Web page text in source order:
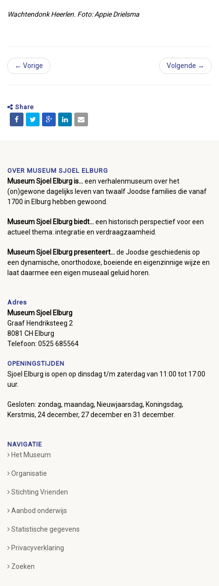
Wachtendonk Heerlen. Foto: Appie Drielsma
← Vorige Volgende →
Share
OVER MUSEUM SJOEL ELBURG
Museum Sjoel Elburg is...een verhalenmuseum over het
(on)gewone dagelijks leven van twaalf Joodse families die vanaf
1700 in Elburg hebben gewoond.
Museum Sjoel Elburg biedt...een historisch perspectief voor een
actueel thema: integratie en verdraagzaamheid.
Museum Sjoel Elburg presenteert...de Joodse geschiedenis op
een dynamische, onorthodoxe, boeiende en eigenzinnige wijze en
laat daarmee een eigen museaal geluid horen.
Adres
Museum Sjoel Elburg
Graaf Hendriksteeg 2
8081 CH Elburg
Telefoon: 0525 685564
OPENINGSTIJDEN
Sjoel Elburg is open op dinsdag t/m zaterdag van 11:00 tot 17:00
uur.
Gesloten: zondag, maandag, Nieuwjaarsdag, Koningsdag,
Kerstmis, 24 december, 27 december en 31 december.
NAVIGATIE
Het Museum
Organisatie
Stichting Vrienden
Aanbod onderwijs
Statistische gegevens
Privacyverklaring
Zoeken